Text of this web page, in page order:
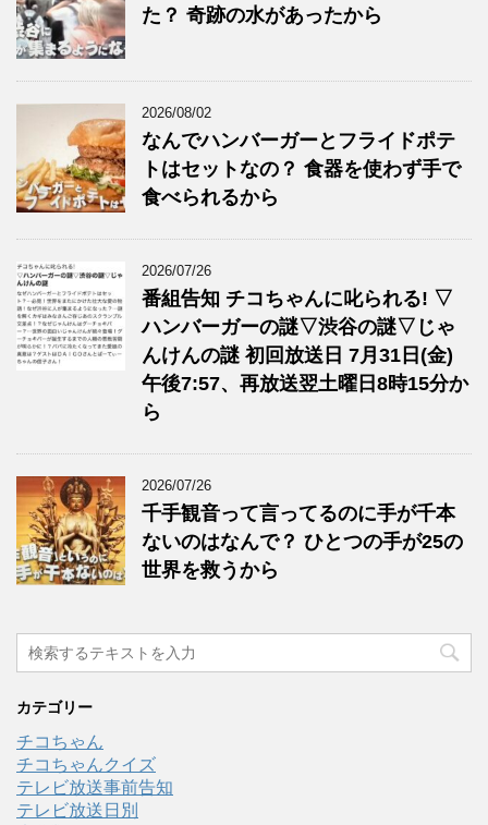
た？ 奇跡の水があったから
2026/08/02
なんでハンバーガーとフライドポテ
トはセットなの？ 食器を使わず手で
食べられるから
2026/07/26
番組告知 チコちゃんに叱られる! ▽
ハンバーガーの謎▽渋谷の謎▽じゃ
んけんの謎 初回放送日 7月31日(金)
午後7:57、再放送翌土曜日8時15分か
ら
2026/07/26
千手観音って言ってるのに手が千本
ないのはなんで？ ひとつの手が25の
世界を救うから
カテゴリー
チコちゃん
チコちゃんクイズ
テレビ放送事前告知
テレビ放送日別